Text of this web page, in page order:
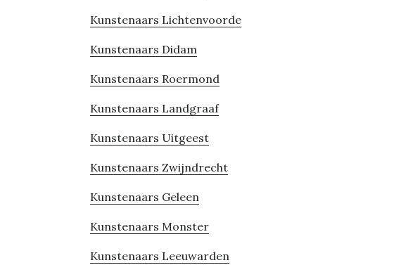
Kunstenaars Lichtenvoorde
Kunstenaars Didam
Kunstenaars Roermond
Kunstenaars Landgraaf
Kunstenaars Uitgeest
Kunstenaars Zwijndrecht
Kunstenaars Geleen
Kunstenaars Monster
Kunstenaars Leeuwarden